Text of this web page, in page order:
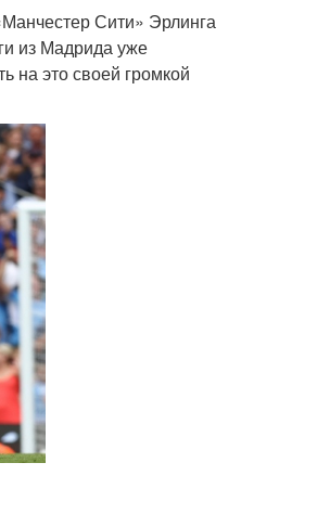
Сити» Эрлинга
из Мадрида уже
на это своей громкой